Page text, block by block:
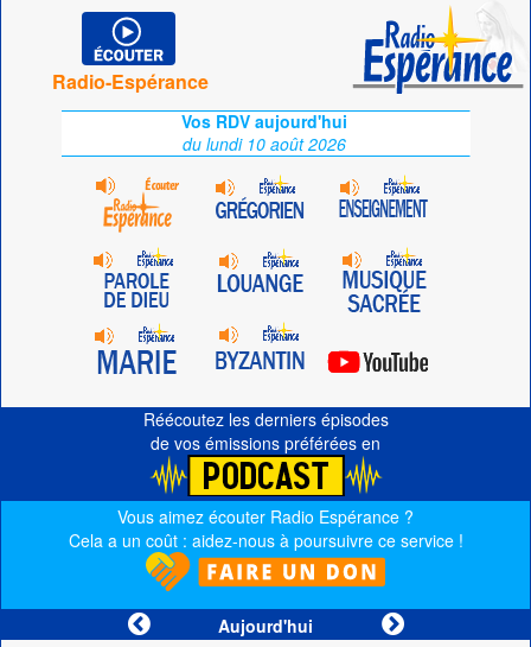
Radio-Espérance
Vos RDV aujourd'hui
du lundi 10 août 2026
Réécoutez les derniers épisodes
de vos émissions préférées en
Vous aimez écouter Radio Espérance ?
Cela a un coût : aidez-nous à poursuivre ce service !
Aujourd'hui